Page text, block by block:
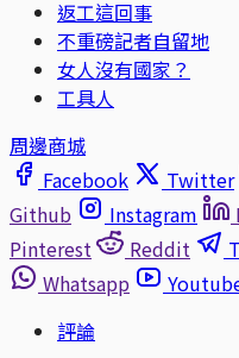
返工這回事
不重磅記者自留地
女人沒有國家？
工具人
周邊商城
Facebook
Twitter
Github
Instagram
Pinterest
Reddit
Whatsapp
評論